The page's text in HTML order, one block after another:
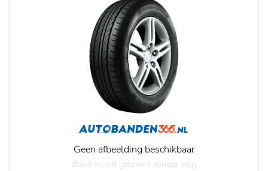
Geen afbeelding beschikbaar
Band wordt geleverd zonder velg